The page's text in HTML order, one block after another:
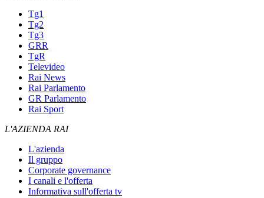
Tg1
Tg2
Tg3
GRR
TgR
Televideo
Rai News
Rai Parlamento
GR Parlamento
Rai Sport
L'AZIENDA RAI
L'azienda
Il gruppo
Corporate governance
I canali e l'offerta
Informativa sull'offerta tv